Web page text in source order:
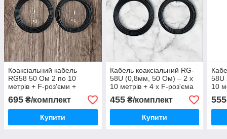
Коаксіальний кабель
RG58 50 Ом 2 по 10
метрів + F-роз'єми +
антенні перехідники SMA
(MIMO)
695 ₴/комплект
Купити
Кабель коаксіальний RG-
58U (0,8мм, 50 Ом) – 2 х
10 метрів + 4 х F-роз'єма
(MIMO)
455₴/комплект
Купити
10
F-
555